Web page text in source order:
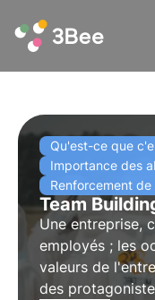
Qu'est-ce que
Importance des
Renforcement
Team
Une entreprise,
employés ; les
valeurs de
des